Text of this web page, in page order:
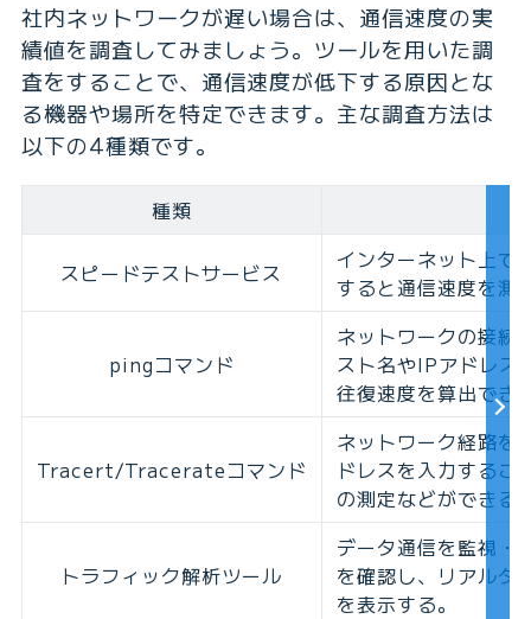
社内ネットワークが遅い場合は、通信速度の実
績値を調査してみましょう。ツールを用いた調
査をすることで、通信速度が低下する原因とな
る機器や場所を特定できます。主な調査方法は
以下の4種類です。
種類
スピードテストサービス
インターネット上で
すると通信速度を測
pingコマンド
ネットワークの接続
スト名やIPアドレス
往復速度を算出でき
Tracert/Tracerateコマンド
ネットワーク経路を
ドレスを入力するこ
の測定などができる
トラフィック解析ツール
データ通信を監視・
を確認し、リアルタ
を表示する。